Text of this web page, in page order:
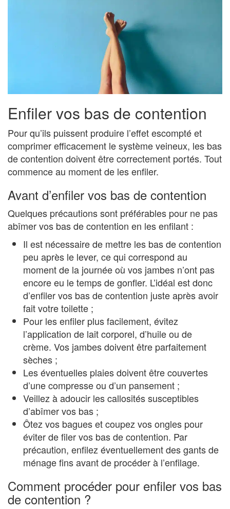
Enfiler vos bas de contention
Pour qu’ils puissent produire l’effet escompté et
comprimer efficacement le système veineux, les bas
de contention doivent être correctement portés. Tout
commence au moment de les enfiler.
Avant d’enfiler vos bas de contention
Quelques précautions sont préférables pour ne pas
abîmer vos bas de contention en les enfilant :
Il est nécessaire de mettre les bas de contention
peu après le lever, ce qui correspond au
moment de la journée où vos jambes n’ont pas
encore eu le temps de gonfler. L’idéal est donc
d’enfiler vos bas de contention juste après avoir
fait votre toilette ;
Pour les enfiler plus facilement, évitez
l’application de lait corporel, d’huile ou de
crème. Vos jambes doivent être parfaitement
sèches ;
Les éventuelles plaies doivent être couvertes
d’une compresse ou d’un pansement ;
Veillez à adoucir les callosités susceptibles
d’abîmer vos bas ;
Ôtez vos bagues et coupez vos ongles pour
éviter de filer vos bas de contention. Par
précaution, enfilez éventuellement des gants de
ménage fins avant de procéder à l’enfilage.
Comment procéder pour enfiler vos bas
de contention ?